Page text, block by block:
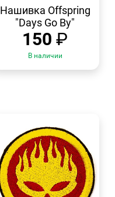
ПРОСМОТР
Нашивка Offspring
"Days Go By"
150 ₽
В наличии